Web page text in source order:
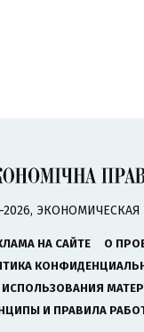
2026,
НА САЙТЕ
О
ИСПОЛЬЗОВАНИЯ
И ПРАВИЛА